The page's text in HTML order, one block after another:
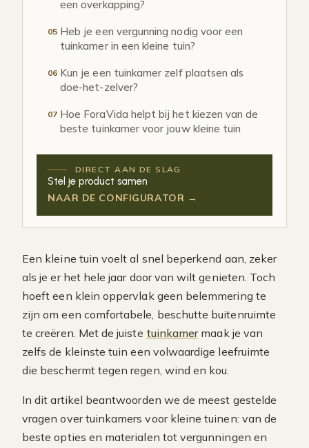
een overkapping?
05 Heb je een vergunning nodig voor een
tuinkamer in een kleine tuin?
06 Kun je een tuinkamer zelf plaatsen als
doe-het-zelver?
07 Hoe ForaVida helpt bij het kiezen van de
beste tuinkamer voor jouw kleine tuin
DIRECT AAN DE SLAG
Stel je product samen
NAAR DE CONFIGURATOR →
Een kleine tuin voelt al snel beperkend aan, zeker
als je er het hele jaar door van wilt genieten. Toch
hoeft een klein oppervlak geen belemmering te
zijn om een comfortabele, beschutte buitenruimte
te creëren. Met de juiste tuinkamermaak je van
zelfs de kleinste tuin een volwaardige leefruimte
die beschermt tegen regen, wind en kou.
In dit artikel beantwoorden we de meest gestelde
vragen over tuinkamers voor kleine tuinen: van de
beste opties en materialen tot vergunningen en